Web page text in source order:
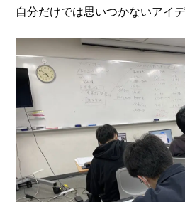
自分だけでは思いつかないアイ